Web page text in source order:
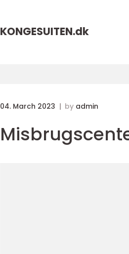
KONGESUITEN.dk
04. March 2023 by admin